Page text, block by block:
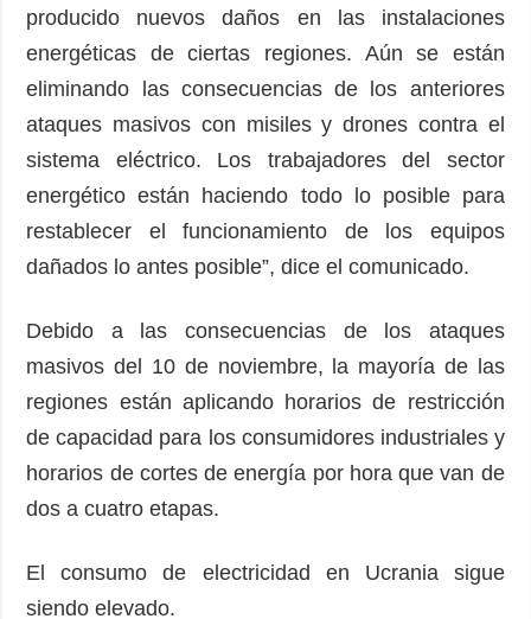
producido nuevos daños en las instalaciones
energéticas de ciertas regiones. Aún se están
eliminando las consecuencias de los anteriores
ataques masivos con misiles y drones contra el
sistema eléctrico. Los trabajadores del sector
energético están haciendo todo lo posible para
restablecer el funcionamiento de los equipos
dañados lo antes posible”, dice el comunicado.
Debido a las consecuencias de los ataques
masivos del 10 de noviembre, la mayoría de las
regiones están aplicando horarios de restricción
de capacidad para los consumidores industriales y
horarios de cortes de energía por hora que van de
dos a cuatro etapas.
El consumo de electricidad en Ucrania sigue
siendo elevado.